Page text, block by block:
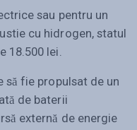
sau pentru un
cu hidrogen, statul
18.500 lei.
fie propulsat de un
de baterii
externă de energie